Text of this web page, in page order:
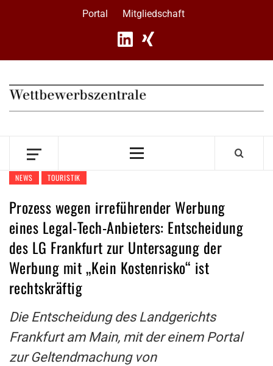
Portal Mitgliedschaft
Primary
NEWS TOURISTIK
Prozess wegen irreführender Werbung
eines Legal-Tech-Anbieters: Entscheidung
des LG Frankfurt zur Untersagung der
Werbung mit „Kein Kostenrisko“ ist
rechtskräftig
Die Entscheidung des Landgerichts
Frankfurt am Main, mit der einem Portal
zur Geltendmachung von